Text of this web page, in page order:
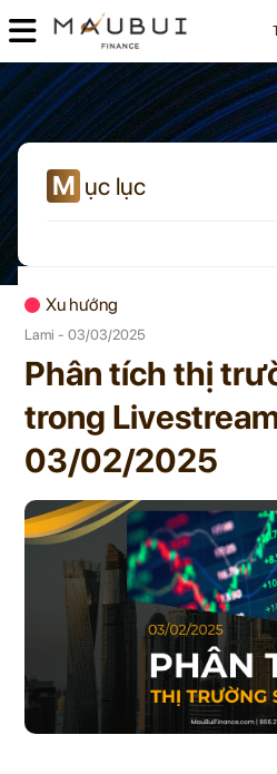
M ục lục
Xu hướng
Lami - 03/03/2025
Phân tích thị
trong
03/02/2025